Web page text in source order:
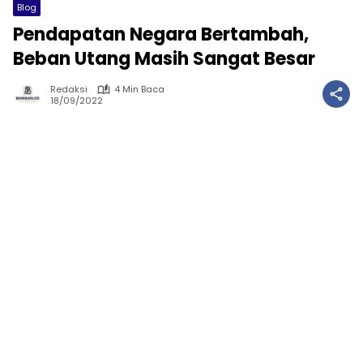
Blog
Pendapatan Negara Bertambah,
Beban Utang Masih Sangat Besar
Redaksi
4 Min Baca
18/09/2022